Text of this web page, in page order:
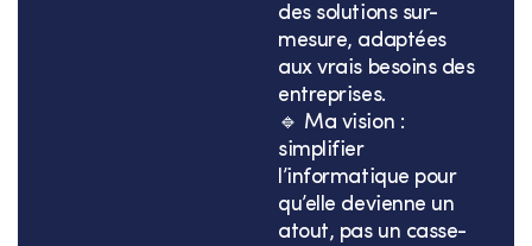
des solutions sur-
mesure, adaptées
aux vrais besoins des
entreprises.
🔹 Ma vision :
simplifier
l’informatique pour
qu’elle devienne un
atout, pas un casse-